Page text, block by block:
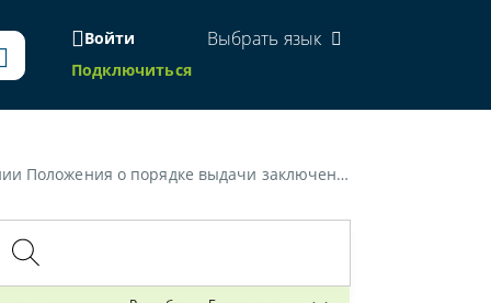
Войти
Подключиться
Выбрать язык
художественных изделий, сортовой посуды из хрусталя и стекла обычных и сложных конфигураций»